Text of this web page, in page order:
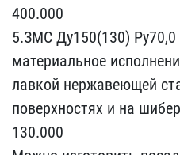
400.000
5.ЗМС Ду150(1​30)
материальное
лавкой нержавеющей
повер​хностях и на
130.000